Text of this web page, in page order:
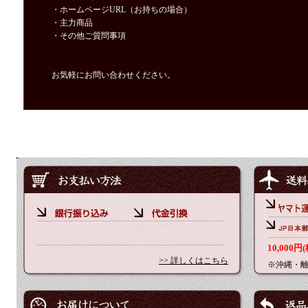
・ホームページURL（お持ちの場合）
・主力商品
・その他ご質問事項
お気軽にお問い合わせください。
>> 詳しくはこちら
10,000円
※沖縄・